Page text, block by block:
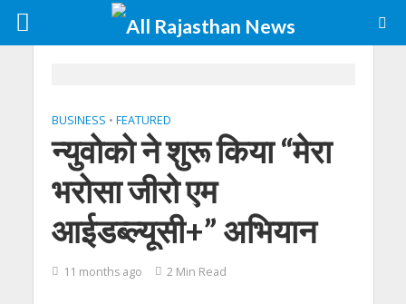
BUSINESS • FEATURED
न्युवोको ने शुरू किया “मेरा
भरोसा जीरो एम
आईडब्ल्यूसी+” अभियान
11 months ago 2 Min Read